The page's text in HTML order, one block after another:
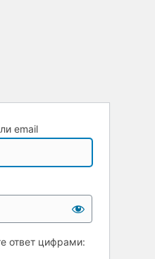
email
ответ цифрами: